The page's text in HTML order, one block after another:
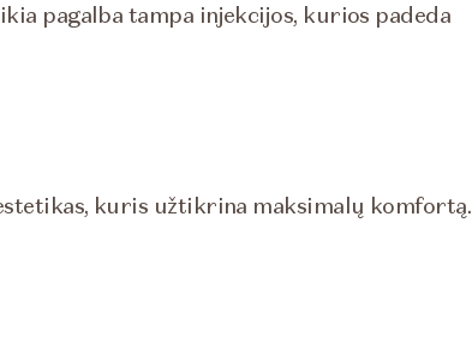
pagalba tampa injekcijos, kurios padeda
kuris užtikrina maksimalų komfortą.